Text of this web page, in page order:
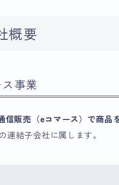
概要
事業
信販売（eコマース）で商品
連結子会社に属します。